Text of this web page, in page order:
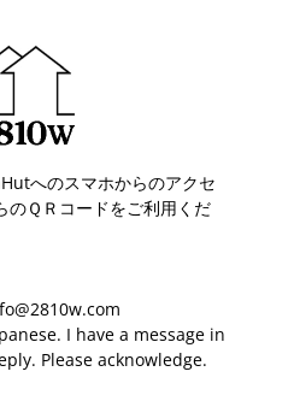
へのスマホからのアクセ
のＱＲコードをご利用くだ
I have a message in
Please acknowledge.